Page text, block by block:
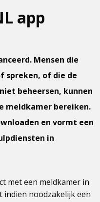
app
Mensen die
spreken, of die de
beheersen, kunnen
meldkamer bereiken.
en vormt een
in
met een meldkamer in
indien noodzakelijk een